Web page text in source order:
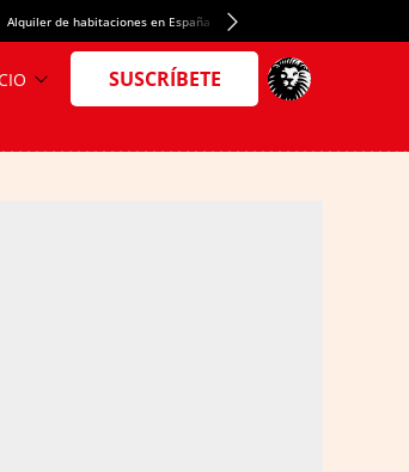
Alquiler de habitaciones en España Crédito del Spotify Camp Nou